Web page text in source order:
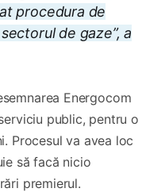
procedura de
de gaze”, a
Energocom
public, pentru o
Procesul va avea loc
să facă nicio
premierul.